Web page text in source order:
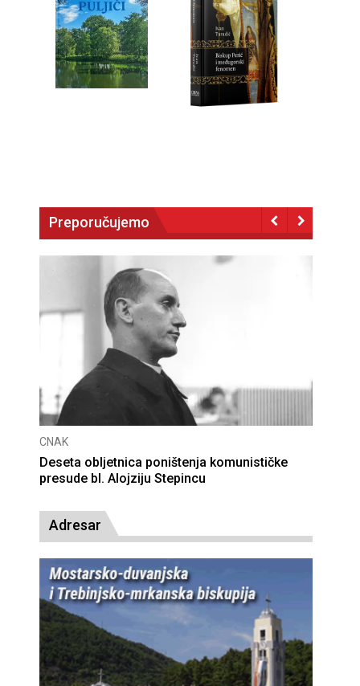
Preporučujemo
CNAK
Deseta obljetnica poništenja komunističke
presude bl. Alojziju Stepincu
Adresar